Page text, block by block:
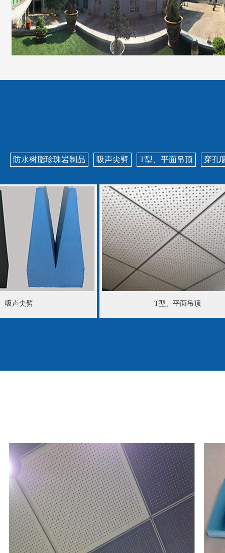
防水树脂珍珠岩制品 吸声尖劈 T型、平面吊顶 穿孔
劈 T型、平面吊顶